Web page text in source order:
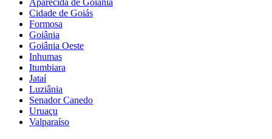
Aparecida de Goiânia
Cidade de Goiás
Formosa
Goiânia
Goiânia Oeste
Inhumas
Itumbiara
Jataí
Luziânia
Senador Canedo
Uruaçu
Valparaíso